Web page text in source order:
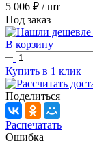
5 006 ₽ / шт
Под заказ
В корзину
Купить в 1 клик
Поделиться
Распечатать
Ошибка